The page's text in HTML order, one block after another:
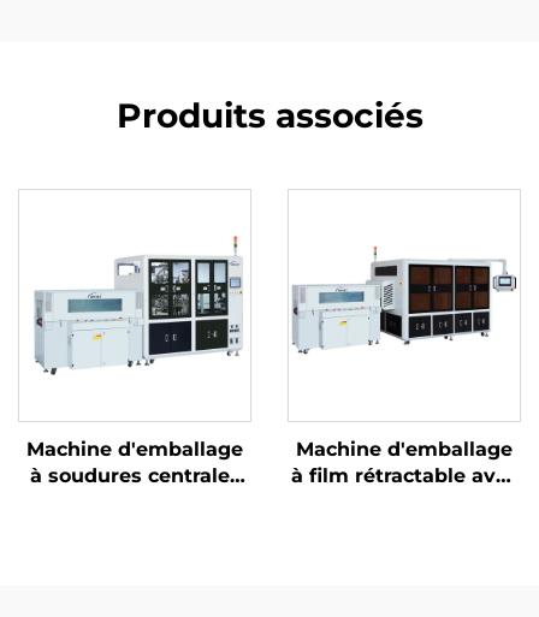
Produits associés
Machine d'emballage
à soudures centrales
Machine d'emballage
à film rétractable avec